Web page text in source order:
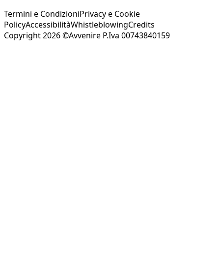
Termini e CondizioniPrivacy e Cookie
PolicyAccessibilitàWhistleblowingCredits
Copyright 2026 ©Avvenire P.Iva 00743840159